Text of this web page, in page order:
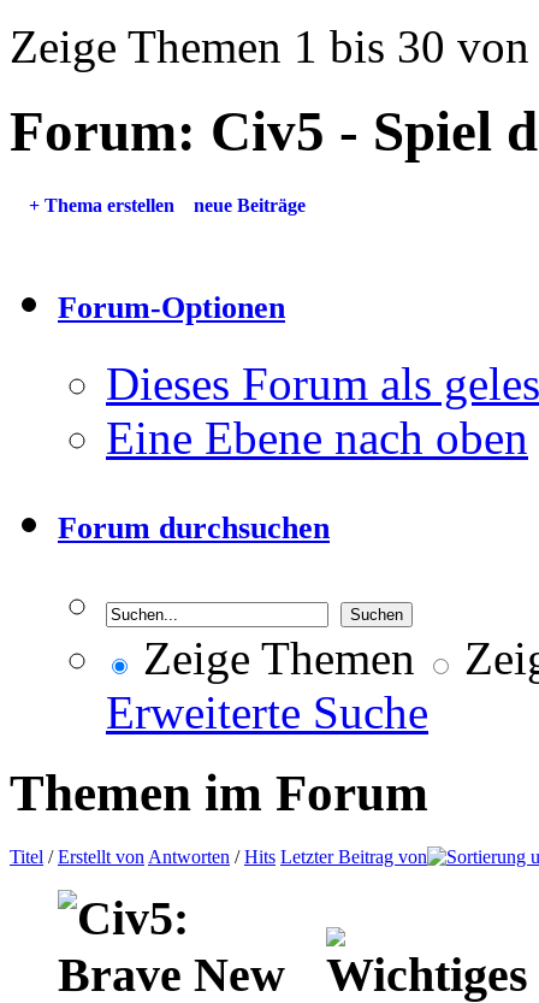
Zeige Themen 1 bis 30
Forum: Civ5 - Spiel
+ Thema erstellen neue Beiträge
Forum-Optionen
Dieses Forum als
Eine Ebene nach oben
Forum durchsuchen
Zeige Themen
Erweiterte Suche
Themen im Forum
Titel /Erstellt von Antworten /Hits Letzter Beitrag von